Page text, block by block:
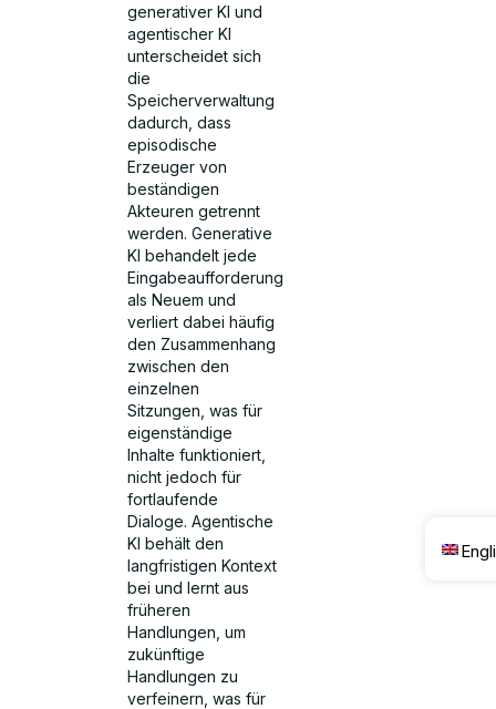
generativer KI und
agentischer KI
unterscheidet sich
die
Speicherverwaltung
dadurch, dass
episodische
Erzeuger von
beständigen
Akteuren getrennt
werden. Generative
KI behandelt jede
Eingabeaufforderung
als Neuem und
verliert dabei häufig
den Zusammenhang
zwischen den
einzelnen
Sitzungen, was für
eigenständige
Inhalte funktioniert,
nicht jedoch für
fortlaufende
Dialoge. Agentische
KI behält den
langfristigen Kontext
bei und lernt aus
früheren
Handlungen, um
zukünftige
Handlungen zu
verfeinern, was für